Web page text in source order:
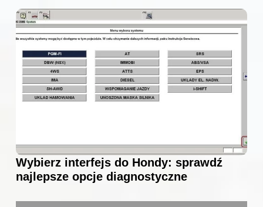
Wybierz interfejs do Hondy: sprawdź
najlepsze opcje diagnostyczne